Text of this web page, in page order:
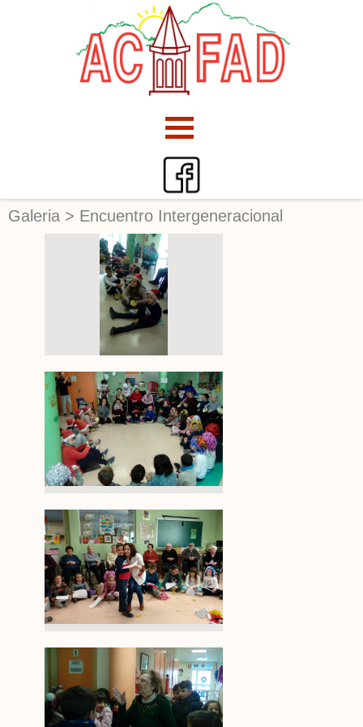
Galeria > Encuentro Intergeneracional